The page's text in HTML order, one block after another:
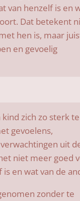
van henzelf is en
Dat betekent
hen is, maar
en gevoelig
zich zo sterk te
gevoelens,
uit
niet meer goed
is en wat van de
zonder te